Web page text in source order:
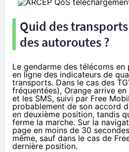
Quid des
des autoroutes ?
Le gendarme des télécoms
en ligne des indicateurs de
transports. Dans le cas des
fréquentées), Orange arrive
et les SMS, suivi par Free
probablement de son accord
en deuxième position, tandis
ferme la marche. Sur la
page en moins de 30
même, sauf dans le cas de
dernière position.